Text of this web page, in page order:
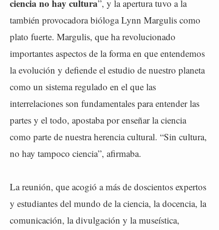
ciencia no hay cultura”, y la apertura tuvo a la
también provocadora bióloga Lynn Margulis como
plato fuerte. Margulis, que ha revolucionado
importantes aspectos de la forma en que entendemos
la evolución y defiende el estudio de nuestro planeta
como un sistema regulado en el que las
interrelaciones son fundamentales para entender las
partes y el todo, apostaba por enseñar la ciencia
como parte de nuestra herencia cultural. “Sin cultura,
no hay tampoco ciencia”, afirmaba.
La reunión, que acogió a más de doscientos expertos
y estudiantes del mundo de la ciencia, la docencia, la
comunicación, la divulgación y la museística,